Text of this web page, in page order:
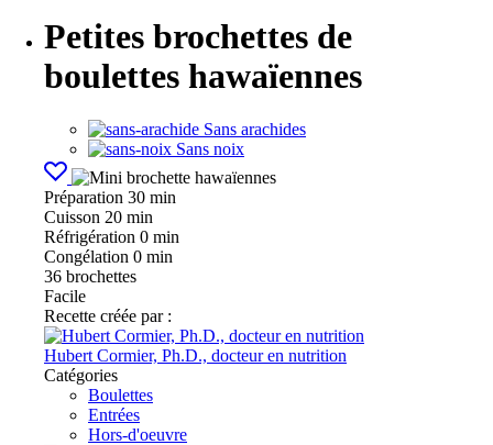
Petites brochettes de
boulettes hawaïennes
Sans arachides
Sans noix
Préparation 30 min
Cuisson 20 min
Réfrigération 0 min
Congélation 0 min
36 brochettes
Facile
Recette créée par :
Hubert Cormier, Ph.D., docteur en nutrition
Catégories
Boulettes
Entrées
Hors-d'oeuvre